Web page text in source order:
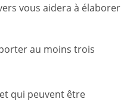
vous aidera à élaborer
au moins trois
qui peuvent être